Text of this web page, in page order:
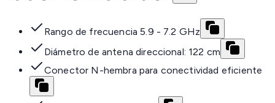
Rango de frecuencia 5.9 - 7.2 GHz
Diámetro de antena direccional: 122 cm
Conector N-hembra para conectividad eficiente